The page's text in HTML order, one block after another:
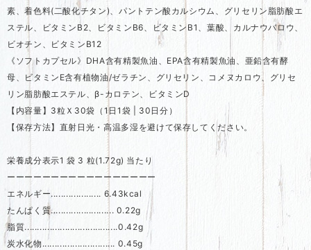
素、着色料(二酸化チタン)、パントテン酸カルシウム、グリセリン脂肪酸エ
ステル、ビタミンB2、ビタミンB6、ビタミンB1、葉酸、カルナウバロウ、
ビオチン、ビタミンB12
《ソフトカプセル》DHA含有精製魚油、EPA含有精製魚油、亜鉛含有酵
母、ビタミンE含有植物油/ゼラチン、グリセリン、コメヌカロウ、グリセ
リン脂肪酸エステル、β-カロテン、ビタミンD
【内容量】3粒Ｘ30袋（1日1袋 | 30日分）
【保存方法】直射日光・高温多湿を避けて保存してください。
栄養成分表示1 袋 3 粒(1.72g) 当たり
ーーーーーーーーーーーーーーーーー
エネルギー.................... 6.43kcal
たんぱく質......................... 0.22g
脂質.....................................0.42g
炭水化物............................. 0.45g